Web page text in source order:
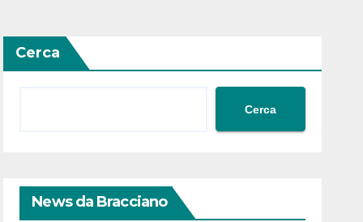
Cerca
Cerca
News da Bracciano